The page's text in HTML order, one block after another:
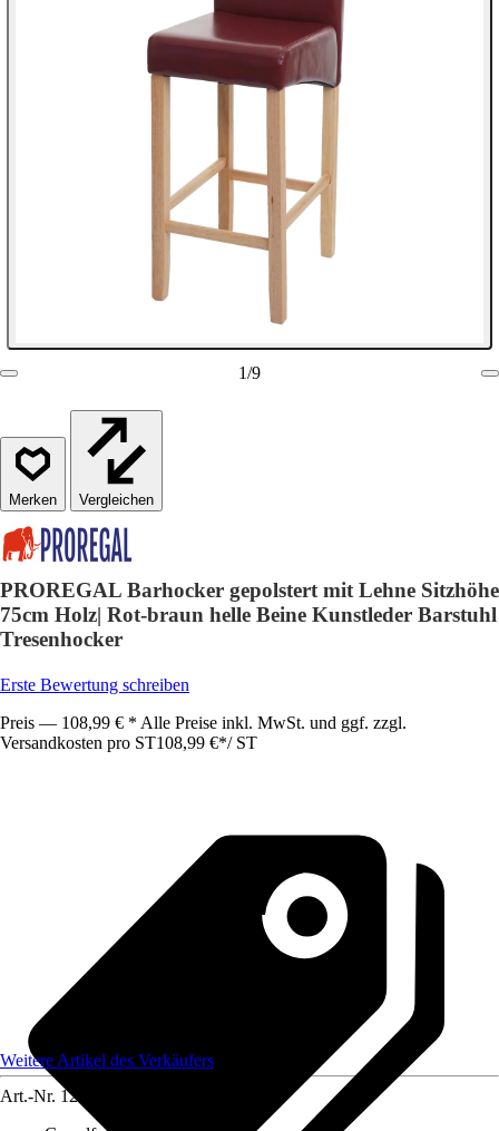
1/9
Vergleichen
PROREGAL Barhocker gepolstert mit Lehne Sitzhöhe
75cm Holz| Rot-braun helle Beine Kunstleder Barstuhl
Tresenhocker
Erste Bewertung schreiben
Preis — 108,99 € * Alle Preise inkl. MwSt. und ggf. zzgl.
Versandkosten pro ST108,99 €*/ ST
Weitere Artikel des Verkäufers
Art.-Nr. 12585099